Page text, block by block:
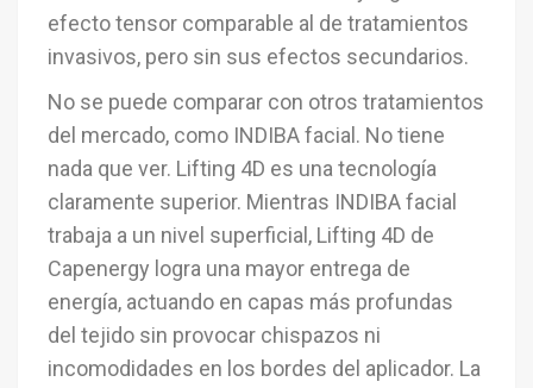
efecto tensor comparable al de tratamientos
invasivos, pero sin sus efectos secundarios.
No se puede comparar con otros tratamientos
del mercado, como INDIBA facial. No tiene
nada que ver. Lifting 4D es una tecnología
claramente superior. Mientras INDIBA facial
trabaja a un nivel superficial, Lifting 4D de
Capenergy logra una mayor entrega de
energía, actuando en capas más profundas
del tejido sin provocar chispazos ni
incomodidades en los bordes del aplicador. La